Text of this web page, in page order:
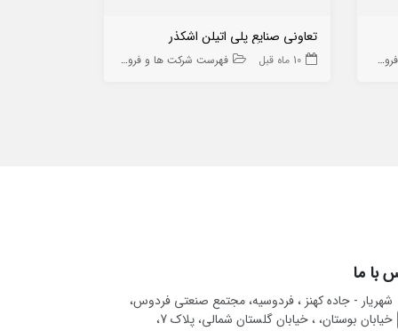
ها
تعاونی صنایع پلی اتیلن اشکذر
10 ماه قبل فهرست شرکت ها و فروشگاه ها
با ما
شهریار - جاده کهنز ، فردوسیه، مجتمع صنعتی فردوس،
خیابان بوستان، ، خیابان گلستان شمالی، پلاک 7،